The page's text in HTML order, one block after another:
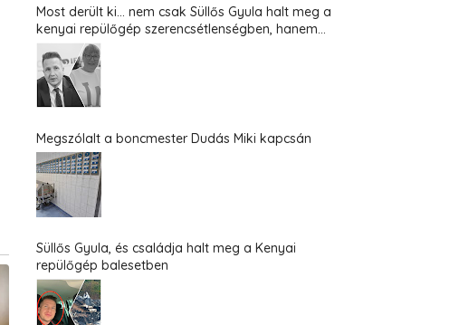
Most derült ki... nem csak Süllős Gyula halt meg a
kenyai repülőgép szerencsétlenségben, hanem...
Megszólalt a boncmester Dudás Miki kapcsán
Süllős Gyula, és családja halt meg a Kenyai
repülőgép balesetben